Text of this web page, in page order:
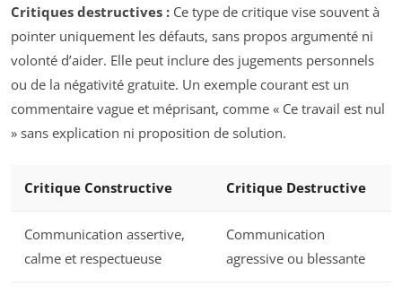
Critiques destructives : Ce type de critique vise souvent à
pointer uniquement les défauts, sans propos argumenté ni
volonté d’aider. Elle peut inclure des jugements personnels
ou de la négativité gratuite. Un exemple courant est un
commentaire vague et méprisant, comme « Ce travail est nul
» sans explication ni proposition de solution.
Critique Constructive Critique Destructive
Communication assertive,
calme et respectueuse
Communication
agressive ou blessante